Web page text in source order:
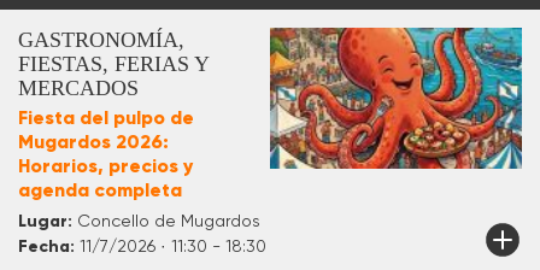
GASTRONOMÍA,
FIESTAS, FERIAS Y
MERCADOS
Fiesta del pulpo de
Mugardos 2026:
Horarios, precios y
agenda completa
Lugar: Concello de Mugardos
Fecha: 11/7/2026 · 11:30 - 18:30